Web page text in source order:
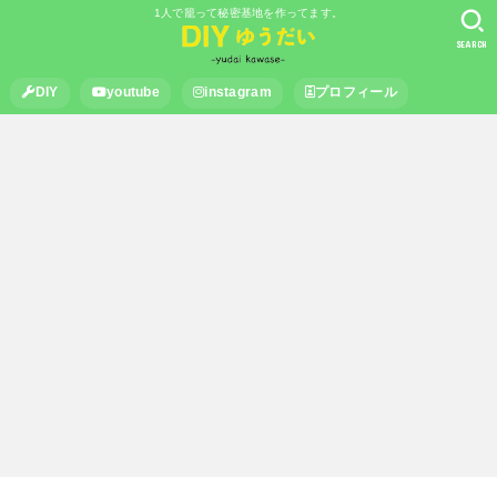
1人で籠って秘密基地を作ってます。
DIY youtube instagram プロフィール
SEARCH